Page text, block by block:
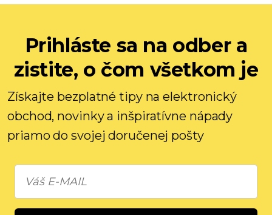
Prihláste sa na odber a
zistite, o čom všetkom je
Získajte bezplatné tipy na elektronický
obchod, novinky a inšpiratívne nápady
priamo do svojej doručenej pošty